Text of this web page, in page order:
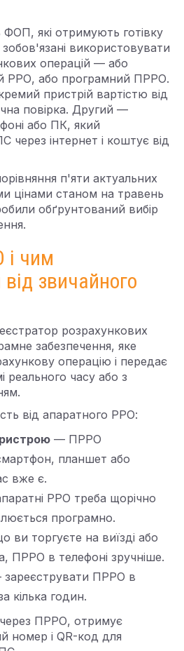
ФОП, які отримують готівку
використовувати
операцій — або
РРО, або програмний ПРРО.
пристрій вартістю від
повірка. Другий —
або ПК, який
через інтернет і коштує від
п'яти актуальних
цінами станом на травень
обґрунтований вибір
чим
від звичайного
розрахункових
забезпечення, яке
операцію і передає
часу або з
від апаратного РРО:
— ПРРО
планшет або
вже є.
РРО треба щорічно
програмно.
ви торгуєте на виїзді або
ПРРО в телефоні зручніше.
ПРРО в
кілька годин.
ПРРО, отримує
номер і QR-код для